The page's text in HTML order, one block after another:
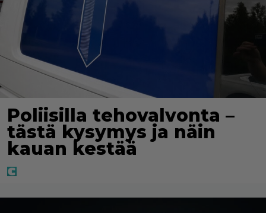
Poliisilla tehovalvonta –
tästä kysymys ja näin
kauan kestää